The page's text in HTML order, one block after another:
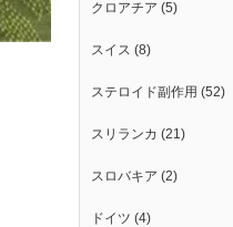
クロアチア (5)
スイス (8)
ステロイド副作用 (52)
スリランカ (21)
スロバキア (2)
ドイツ (4)